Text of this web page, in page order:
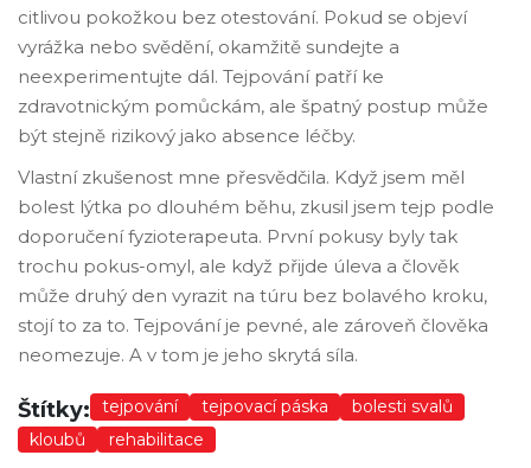
citlivou pokožkou bez otestování. Pokud se objeví
vyrážka nebo svědění, okamžitě sundejte a
neexperimentujte dál. Tejpování patří ke
zdravotnickým pomůckám, ale špatný postup může
být stejně rizikový jako absence léčby.
Vlastní zkušenost mne přesvědčila. Když jsem měl
bolest lýtka po dlouhém běhu, zkusil jsem tejp podle
doporučení fyzioterapeuta. První pokusy byly tak
trochu pokus-omyl, ale když přijde úleva a člověk
může druhý den vyrazit na túru bez bolavého kroku,
stojí to za to. Tejpování je pevné, ale zároveň člověka
neomezuje. A v tom je jeho skrytá síla.
Štítky: tejpování tejpovací páska
bolesti svalů
kloubů
rehabilitace